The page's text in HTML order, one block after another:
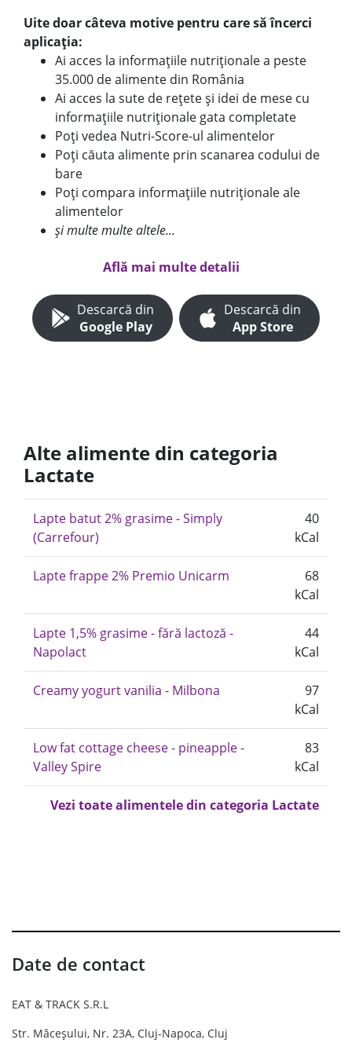
Uite doar câteva motive pentru care să încerci
aplicația:
Ai acces la informațiile nutriționale a peste
35.000 de alimente din România
Ai acces la sute de rețete și idei de mese cu
informațiile nutriționale gata completate
Poți vedea Nutri-Score-ul alimentelor
Poți căuta alimente prin scanarea codului de
bare
Poți compara informațiile nutriționale ale
alimentelor
și multe multe altele...
Află mai multe detalii
Descarcă din
Google Play
Descarcă din
App Store
Alte alimente din categoria
Lactate
Lapte batut 2% grasime - Simply
(Carrefour)
40
kCal
Lapte frappe 2% Premio Unicarm
68
kCal
Lapte 1,5% grasime - fără lactoză -
Napolact
44
kCal
Creamy yogurt vanilia - Milbona
97
kCal
Low fat cottage cheese - pineapple -
Valley Spire
83
kCal
Vezi toate alimentele din categoria Lactate
Date de contact
EAT & TRACK S.R.L
Str. Măceșului, Nr. 23A, Cluj-Napoca, Cluj